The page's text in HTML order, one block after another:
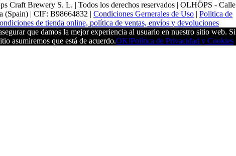
Craft Brewery S. L. | Todos los derechos reservados | OLHÖPS - Calle
(Spain) | CIF: B98664832 | Condiciones Gernerales de Uso | Politica de
de tienda online, política de ventas, envíos y devoluciones
que damos la mejor experiencia al usuario en nuestro sitio web. Si
asumiremos que está de acuerdo.OK!Política de Privacidad y Cookies